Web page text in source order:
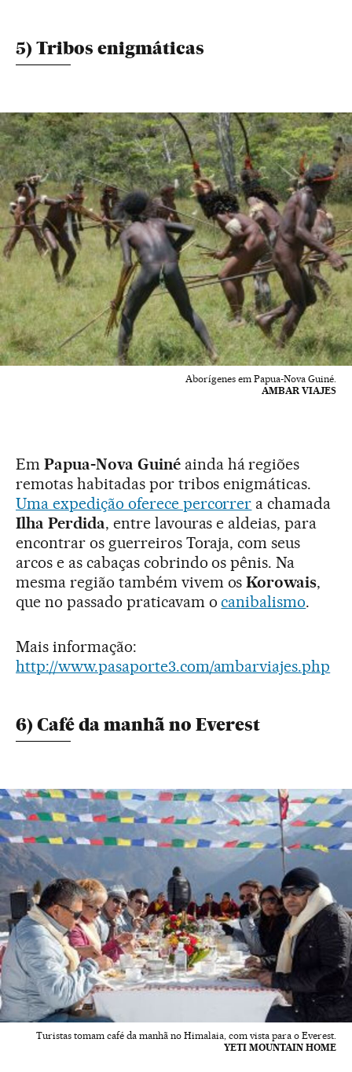
5) Tribos enigmáticas
Aborígenes em Papua-Nova Guiné.
AMBAR VIAJES
Em Papua-Nova Guinéainda há regiões
remotas habitadas por tribos enigmáticas.
Uma expedição oferece percorrer a chamada
Ilha Perdida, entre lavouras e aldeias, para
encontrar os guerreiros Toraja, com seus
arcos e as cabaças cobrindo os pênis. Na
mesma região também vivem osKorowais,
que no passado praticavam ocanibalismo.
Mais informação:
http://www.pasaporte3.com/ambarviajes.php
6) Café da manhã no Everest
Turistas tomam café da manhã no Himalaia, com vista para o Everest.
YETI MOUNTAIN HOME